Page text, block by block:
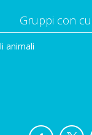
Gruppi con
animali